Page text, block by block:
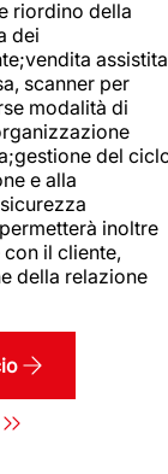
riordino della
dei
assistita
scanner per
modalità di
del
e alla
inoltre
il cliente,
della relazione